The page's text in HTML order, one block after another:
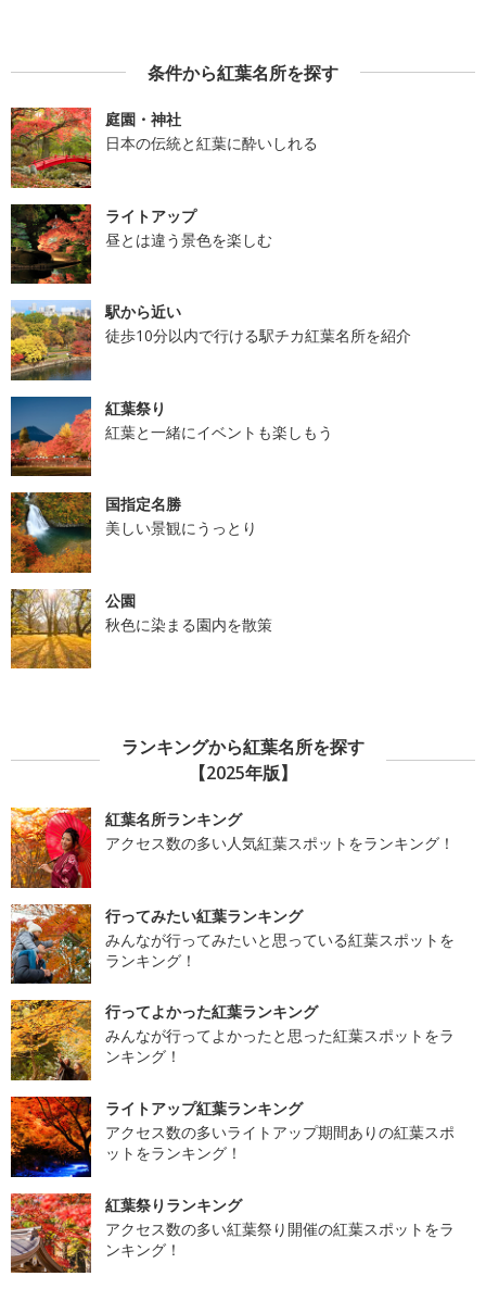
条件から紅葉名所を探す
庭園・神社
日本の伝統と紅葉に酔いしれる
ライトアップ
昼とは違う景色を楽しむ
駅から近い
徒歩10分以内で行ける駅チカ紅葉名所を紹介
紅葉祭り
紅葉と一緒にイベントも楽しもう
国指定名勝
美しい景観にうっとり
公園
秋色に染まる園内を散策
ランキングから紅葉名所を探す
【2025年版】
紅葉名所ランキング
アクセス数の多い人気紅葉スポットをランキング！
行ってみたい紅葉ランキング
みんなが行ってみたいと思っている紅葉スポットを
ランキング！
行ってよかった紅葉ランキング
みんなが行ってよかったと思った紅葉スポットをラ
ンキング！
ライトアップ紅葉ランキング
アクセス数の多いライトアップ期間ありの紅葉スポ
ットをランキング！
紅葉祭りランキング
アクセス数の多い紅葉祭り開催の紅葉スポットをラ
ンキング！